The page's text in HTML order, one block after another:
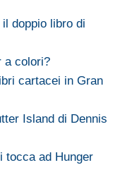
doppio libro di
a colori?
cartacei in Gran
Island di Dennis
tocca ad Hunger